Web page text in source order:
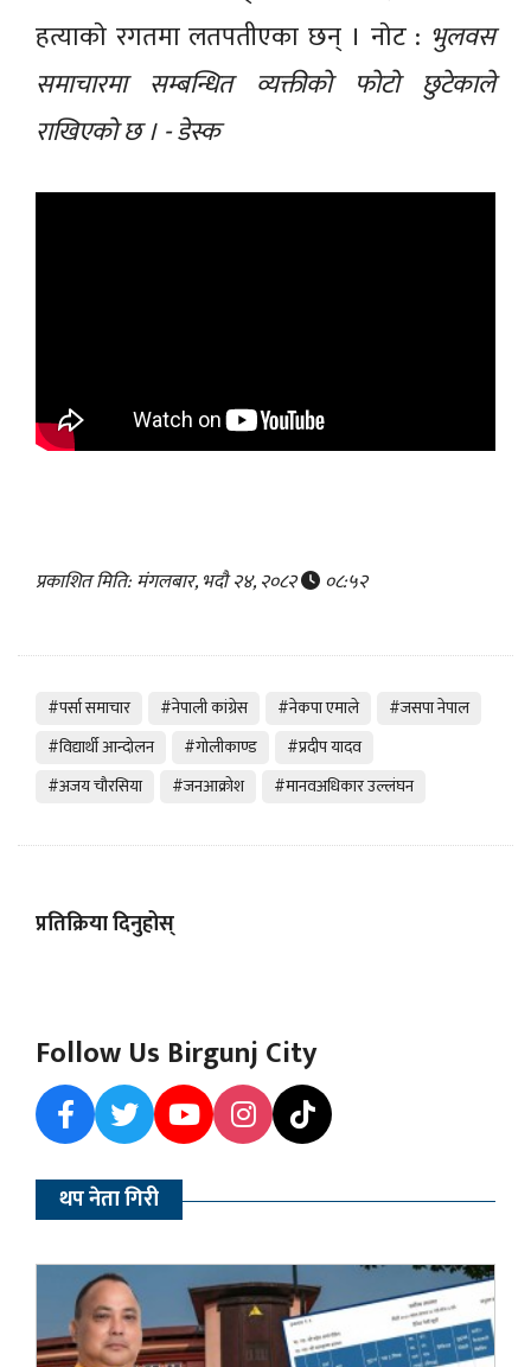
हत्याकाे रगतमा लतपतीएका छन् । नाेट : भुलवस
समाचारमा सम्बन्धित व्यक्तीकाे फाेटाे छुटेकाले
राखिएकाे छ । - डेस्क
प्रकाशित मिति: मंगलबार, भदौ २४, २०८२ ०८:५२
#पर्सा समाचार #नेपाली कांग्रेस #नेकपा एमाले
#जसपा नेपाल
#विद्यार्थी आन्दोलन
#गोलीकाण्ड
#प्रदीप यादव
#अजय चौरसिया
#जनआक्रोश #मानवअधिकार उल्लंघन
प्रतिक्रिया दिनुहोस्
Follow Us Birgunj City
थप नेता गिरी